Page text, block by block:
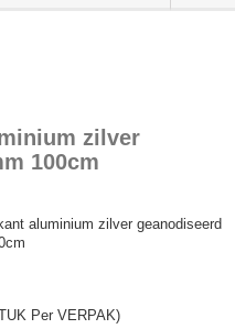
zilver
100cm
aluminium zilver geanodiseerd
Per VERPAK)